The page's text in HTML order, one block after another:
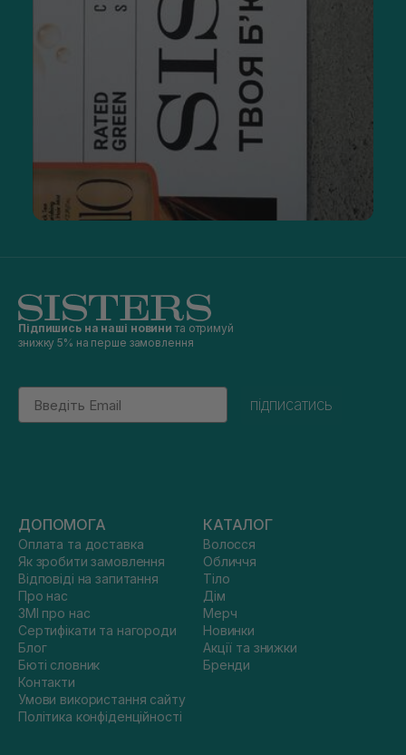
Підпишись на наші новини та отримуй
знижку 5% на перше замовлення
Email
підписатись
ДОПОМОГА
Оплата та доставка
Як зробити замовлення
Відповіді на запитання
Про нас
ЗМІ про нас
Сертифікати та нагороди
Блог
Бюті словник
Контакти
Умови використання сайту
Політика конфіденційності
КАТАЛОГ
Волосся
Обличчя
Тіло
Дім
Мерч
Новинки
Акції та знижки
Бренди